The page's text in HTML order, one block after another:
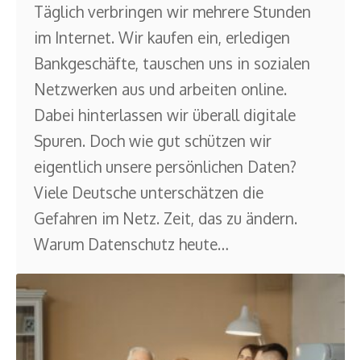
Täglich verbringen wir mehrere Stunden
im Internet. Wir kaufen ein, erledigen
Bankgeschäfte, tauschen uns in sozialen
Netzwerken aus und arbeiten online.
Dabei hinterlassen wir überall digitale
Spuren. Doch wie gut schützen wir
eigentlich unsere persönlichen Daten?
Viele Deutsche unterschätzen die
Gefahren im Netz. Zeit, das zu ändern.
Warum Datenschutz heute…